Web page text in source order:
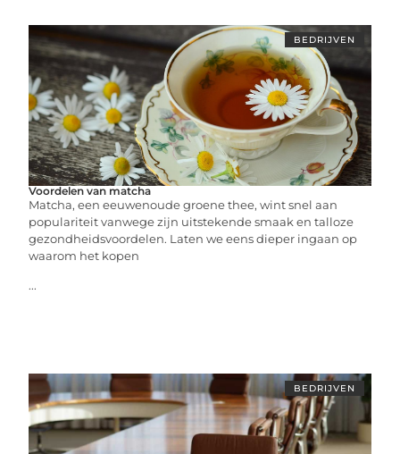
BEDRIJVEN
Voordelen van matcha
Matcha, een eeuwenoude groene thee, wint snel aan
populariteit vanwege zijn uitstekende smaak en talloze
gezondheidsvoordelen. Laten we eens dieper ingaan op
waarom het kopen
...
BEDRIJVEN